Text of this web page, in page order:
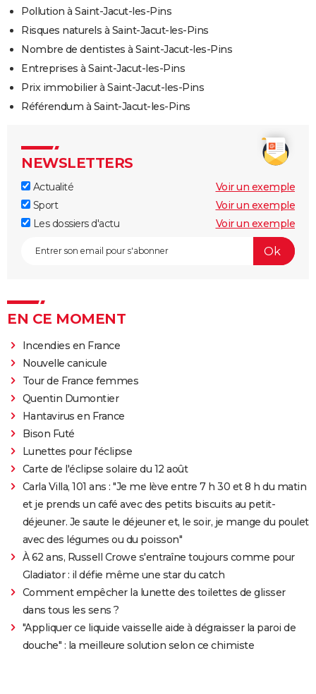
Pollution à Saint-Jacut-les-Pins
Risques naturels à Saint-Jacut-les-Pins
Nombre de dentistes à Saint-Jacut-les-Pins
Entreprises à Saint-Jacut-les-Pins
Prix immobilier à Saint-Jacut-les-Pins
Référendum à Saint-Jacut-les-Pins
NEWSLETTERS
Actualité
Voir un exemple
Sport
Voir un exemple
Les dossiers d'actu
Voir un exemple
EN CE MOMENT
Incendies en France
Nouvelle canicule
Tour de France femmes
Quentin Dumontier
Hantavirus en France
Bison Futé
Lunettes pour l'éclipse
Carte de l'éclipse solaire du 12 août
Carla Villa, 101 ans : "Je me lève entre 7 h 30 et 8 h du matin
et je prends un café avec des petits biscuits au petit-
déjeuner. Je saute le déjeuner et, le soir, je mange du poulet
avec des légumes ou du poisson"
À 62 ans, Russell Crowe s'entraîne toujours comme pour
Gladiator : il défie même une star du catch
Comment empêcher la lunette des toilettes de glisser
dans tous les sens ?
"Appliquer ce liquide vaisselle aide à dégraisser la paroi de
douche" : la meilleure solution selon ce chimiste